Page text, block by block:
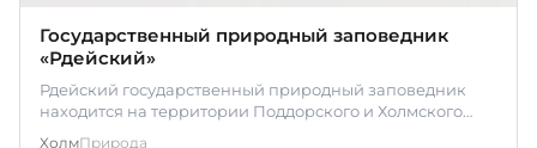
Государственный природный заповедник
«Рдейский»
Рдейский государственный природный заповедник
находится на территории Поддорского и Холмского
ХолмПрирода